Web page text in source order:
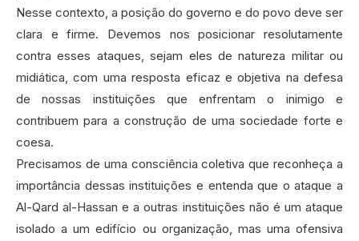
Nesse contexto, a posição do governo e do povo deve ser
clara e firme. Devemos nos posicionar resolutamente
contra esses ataques, sejam eles de natureza militar ou
midiática, com uma resposta eficaz e objetiva na defesa
de nossas instituições que enfrentam o inimigo e
contribuem para a construção de uma sociedade forte e
coesa.‍
Precisamos de uma consciência coletiva que reconheça a
importância dessas instituições e entenda que o ataque a
Al-Qard al-Hassan e a outras instituições não é um ataque
isolado a um edifício ou organização, mas uma ofensiva